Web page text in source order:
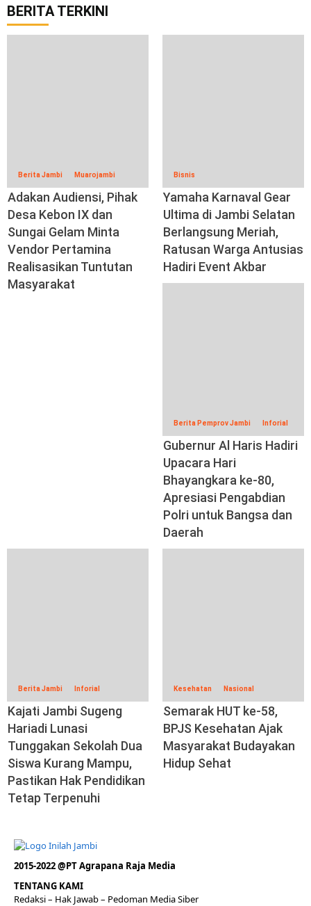
BERITA TERKINI
Berita Jambi Muarojambi
Adakan Audiensi, Pihak
Desa Kebon IX dan
Sungai Gelam Minta
Vendor Pertamina
Realisasikan Tuntutan
Masyarakat
Bisnis
Yamaha Karnaval Gear
Ultima di Jambi Selatan
Berlangsung Meriah,
Ratusan Warga Antusias
Hadiri Event Akbar
Berita Pemprov Jambi Inforial
Gubernur Al Haris Hadiri
Upacara Hari
Bhayangkara ke-80,
Apresiasi Pengabdian
Polri untuk Bangsa dan
Daerah
Berita Jambi Inforial
Kajati Jambi Sugeng
Hariadi Lunasi
Tunggakan Sekolah Dua
Siswa Kurang Mampu,
Pastikan Hak Pendidikan
Tetap Terpenuhi
Kesehatan Nasional
Semarak HUT ke-58,
BPJS Kesehatan Ajak
Masyarakat Budayakan
Hidup Sehat
2015-2022 @PT Agrapana Raja Media
TENTANG KAMI
Redaksi– Hak Jawab – Pedoman Media Siber